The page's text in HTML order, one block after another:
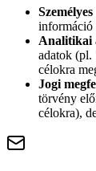
információ
Analitikai
adatok (pl.
célokra
Jogi
törvény
célokra),